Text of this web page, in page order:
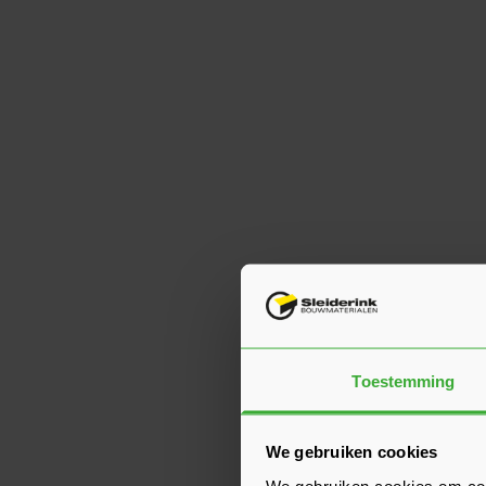
Toestemming
We gebruiken cookies